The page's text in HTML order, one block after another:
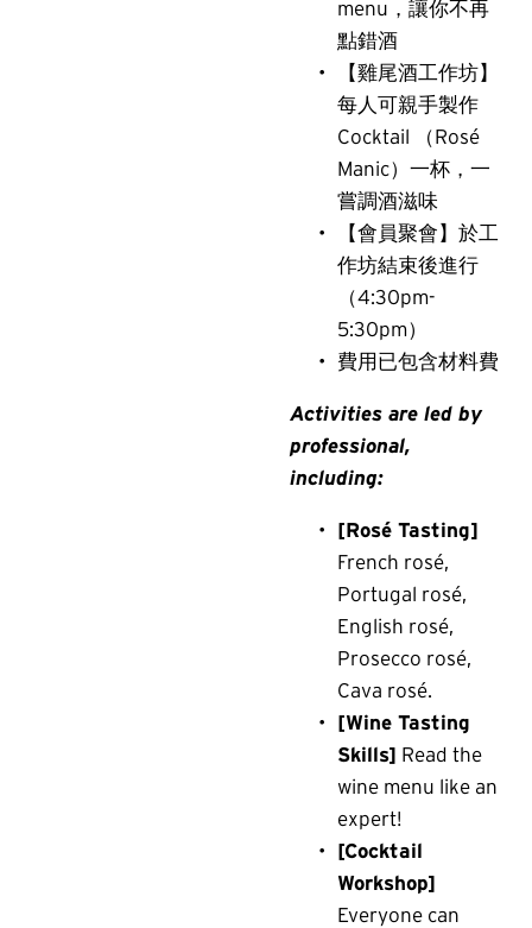
menu，讓你不再
點錯酒
【雞尾酒工作坊】
每人可親手製作
Cocktail （Rosé
Manic）一杯，一
嘗調酒滋味
【會員聚會】於工
作坊結束後進行
（4:30pm-
5:30pm）
費用已包含材料費
Activities are led by
professional,
including:
[Rosé Tasting]
French rosé,
Portugal rosé,
English rosé,
Prosecco rosé,
Cava rosé.
[Wine Tasting
Skills] Read the
wine menu like an
expert!
[Cocktail
Workshop]
Everyone can